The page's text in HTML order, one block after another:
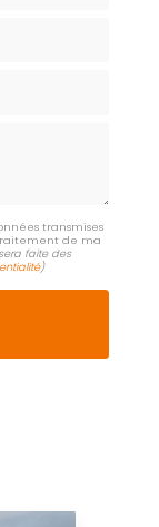
transmises
de ma
faite des
)